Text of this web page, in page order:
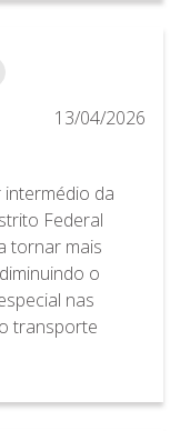
13/04/2026
intermédio da
Federal
tornar mais
o
nas
transporte